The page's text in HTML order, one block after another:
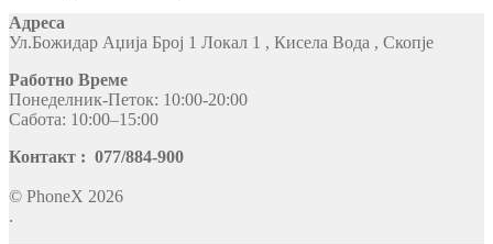
Адреса
Ул.Божидар Аџија Број 1 Локал 1 , Кисела Вода , Скопје
Работно Време
Понеделник-Петок: 10:00-20:00
Сабота: 10:00–15:00
Контакт : 077/884-900
© PhoneX 2026
.